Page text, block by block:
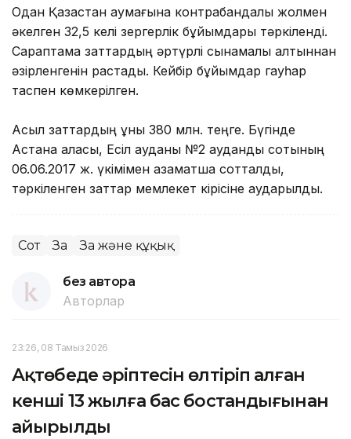
Одан Қазақстан аумағына контрабандалық жолмен
әкелген 32,5 келі зергерлік бұйымдары тәркіленді.
Сараптама заттардың әртүрлі сынамалы алтыннан
әзірленгенін растады. Кейбір бұйымдар гауһар
таспен көмкерілген.
Асыл заттардың құны 380 млн. теңге. Бүгінде
Астана қаласы, Есіл ауданы №2 аудандық сотының
06.06.2017 ж. үкімімен азаматша сотталды,
тәркіленген заттар мемлекет кірісіне аударылды.
Сот Заң Заң және құқық
без автора
Авторлар
23:26, 08 Тамыз 2026
Ақтөбеде әріптесін өлтіріп алған
кенші 13 жылға бас бостандығынан
айырылды